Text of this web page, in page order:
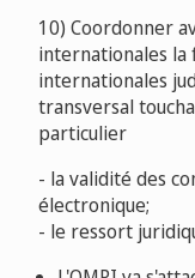
10) Coordonner
internationales
internationales
transversal
particulier
- la validité des
électronique;
- le ressort